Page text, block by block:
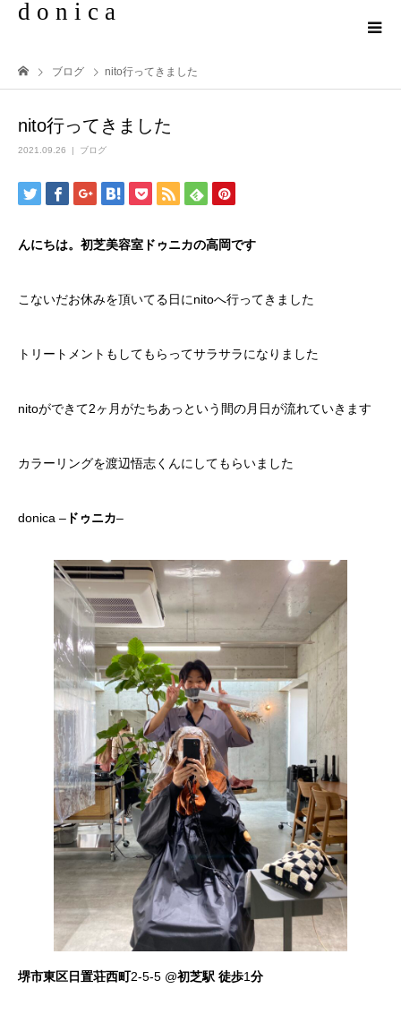
d o n i c a
ブログ nito行ってきました
nito行ってきました
2021.09.26 ブログ
んにちは。初芝美容室ドゥニカの高岡です
こないだお休みを頂いてる日にnitoへ行ってきました
トリートメントもしてもらってサラサラになりました
nitoができて2ヶ月がたちあっという間の月日が流れていきます
カラーリングを渡辺悟志くんにしてもらいました
donica – ドゥニカ–
堺市東区日置荘西町2-5-5 @初芝駅 徒歩1分